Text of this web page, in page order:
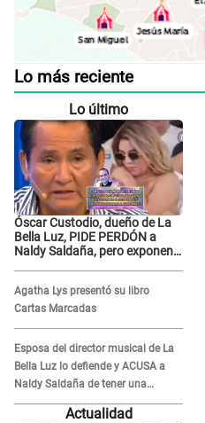
Lo más reciente
Lo último
Óscar Custodio, dueño de La
Bella Luz, PIDE PERDÓN a
Naldy Saldaña, pero exponen
grabar"
Agatha Lys presentó su libro
Cartas Marcadas
Esposa del director musical de La
Bella Luz lo defiende y ACUSA a
Naldy Saldaña de tener una
relación con él y otros integrantes
Actualidad